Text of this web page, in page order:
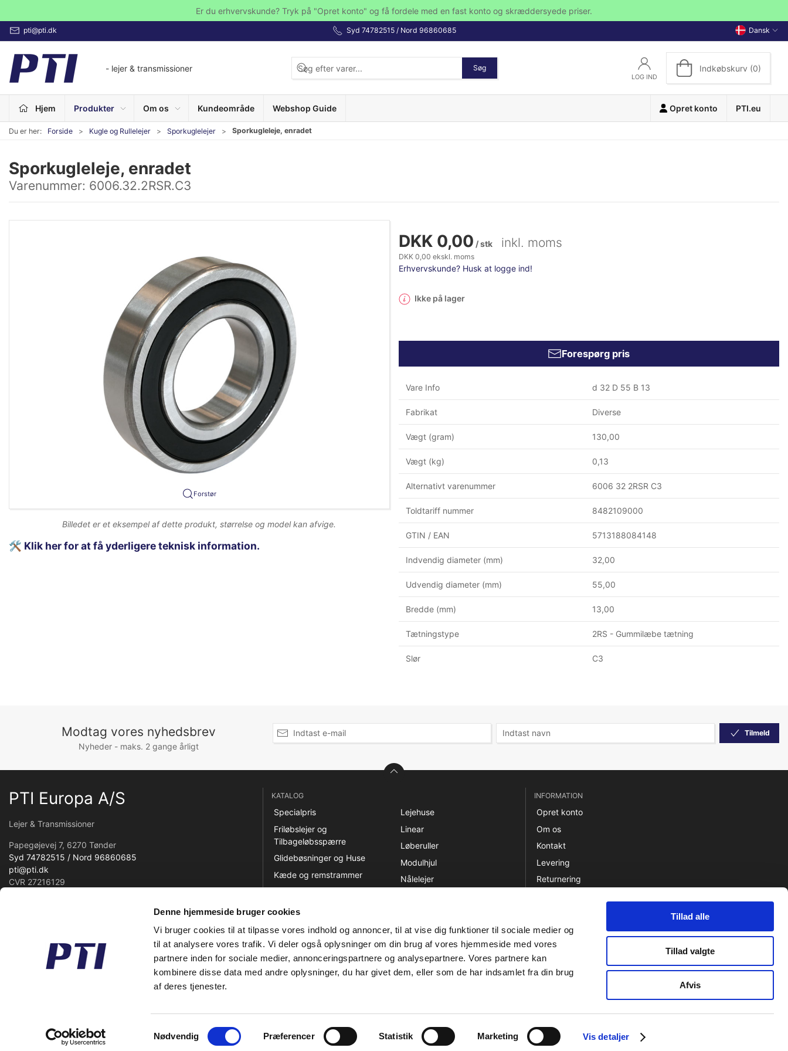
Denne hjemmeside bruger cookies
Vi bruger cookies til at tilpasse vores indhold og annoncer, til at vise dig funktioner til sociale medier og
til at analysere vores trafik. Vi deler også oplysninger om din brug af vores hjemmeside med vores
partnere inden for sociale medier, annonceringspartnere og analysepartnere. Vores partnere kan
kombinere disse data med andre oplysninger, du har givet dem, eller som de har indsamlet fra din brug
af deres tjenester.
Samtykkevalg
Nødvendig Præferencer Statistik Marketing Vis detaljer
Tillad alle
Tillad valgte
Afvis
Er du erhvervskunde? Tryk på "Opret konto" og få fordele med en fast konto og skræddersyede priser.
pti@pti.dk Syd 74782515 / Nord 96860685 Dansk
- lejer & transmissioner Søg
LOG IND
Indkøbskurv (0)
Hjem Produkter Om os Kundeområde Webshop Guide Opret konto PTI.eu
Du er her: Forside Kugle og Rullelejer Sporkuglelejer Sporkugleleje, enradet
Sporkugleleje, enradet
Varenummer: 6006.32.2RSR.C3
Forstør
Billedet er et eksempel af dette produkt, størrelse og model kan afvige.
🛠️ Klik her for at få yderligere teknisk information.
DKK 0,00 / stk inkl. moms
DKK 0,00 ekskl. moms
Erhvervskunde? Husk at logge ind!
Ikke på lager
Forespørg pris
Vare Info d 32 D 55 B 13
Fabrikat Diverse
Vægt (gram) 130,00
Vægt (kg) 0,13
Alternativt varenummer 6006 32 2RSR C3
Toldtariff nummer 8482109000
GTIN / EAN 5713188084148
Indvendig diameter (mm) 32,00
Udvendig diameter (mm) 55,00
Bredde (mm) 13,00
Tætningstype 2RS - Gummilæbe tætning
Slør C3
Modtag vores nyhedsbrev
Nyheder - maks. 2 gange årligt
Tilmeld
PTI Europa A/S
Lejer & Transmissioner
Papegøjevej 7, 6270 Tønder
Syd 74782515 / Nord 96860685
pti@pti.dk
CVR 27216129
KATALOG
Specialpris
Friløbslejer og
Tilbageløbsspærre
Glidebøsninger og Huse
Kæde og remstrammer
Kæder
Kileremme og Tandremme
Koblinger
Kugle og Rullelejer
Ledlejer og
Lejehuse
Linear
Løberuller
Modulhjul
Nålelejer
Stå og Flangelejer
Tætninger og Pakninger
Tilbehør
INFORMATION
Opret konto
Om os
Kontakt
Levering
Returnering
© 2026 PTI Europa A/S Alle rettigheder forbeholdes